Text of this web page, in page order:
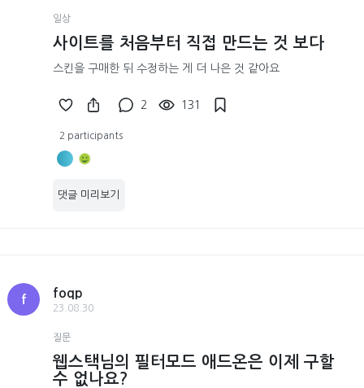
일상
사이트를 처음부터 직접 만드는 것 보다
스킨을 구매한 뒤 수정하는 게 더 나은 것 같아요
2 131
2 participants
댓글 미리보기
f
foqp
23.08.30
질문
웹스택님의 필터모드 애드온은 이제 구할
수 없나요?